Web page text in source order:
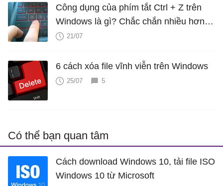
Công dụng của phím tắt Ctrl + Z trên
Windows là gì? Chắc chắn nhiều hơn
bạn nghĩ
21/07
6 cách xóa file vĩnh viễn trên Windows
25/07 5
Có thể bạn quan tâm
Cách download Windows 10, tải file ISO
Windows 10 từ Microsoft